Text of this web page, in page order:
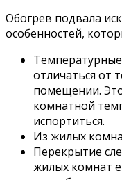
Обогрев подвала
особенностей,
отличаться от
помещении.
комнатной
испортиться.
Из жилых
Перекрытие
жилых комнат